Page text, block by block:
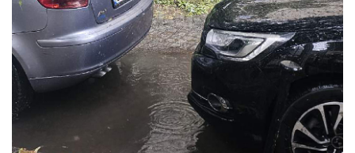
Успешно
излязохте от
профила си!